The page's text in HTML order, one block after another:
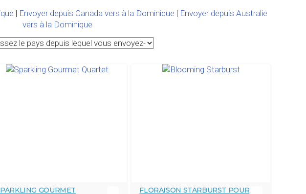
| Envoyer depuis Canada vers à la Dominique | Envoyer depuis Australie
vers à la Dominique
GOURMET
FLORAISON STARBURST POUR